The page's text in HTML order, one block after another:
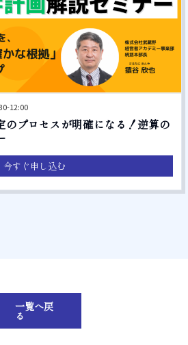
12:00
のプロセスが明確になる！逆算の
今すぐ申し込む
一覧へ戻
る